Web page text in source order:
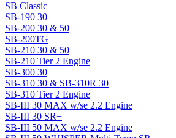
SB Classic
SB-190 30
SB-200 30 & 50
SB-200TG
SB-210 30 & 50
SB-210 Tier 2 Engine
SB-300 30
SB-310 30 & SB-310R 30
SB-310 Tier 2 Engine
SB-III 30 MAX w/se 2.2 Engine
SB-III 30 SR+
SB-III 50 MAX w/se 2.2 Engine